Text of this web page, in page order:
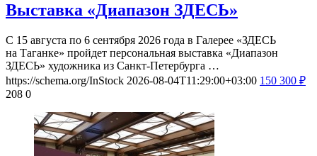
Выставка «Диапазон ЗДЕСЬ»
С 15 августа по 6 сентября 2026 года в Галерее «ЗДЕСЬ
на Таганке» пройдет персональная выставка «Диапазон
ЗДЕСЬ» художника из Санкт-Петербурга …
https://schema.org/InStock 2026-08-04T11:29:00+03:00 150 300 ₽
208 0